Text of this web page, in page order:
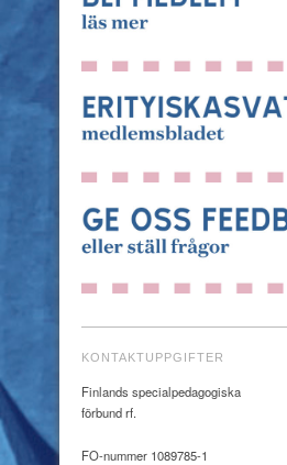
KONTAKTUPPGIFTER
Finlands specialpedagogiska
förbund rf.
FO-nummer 1089785-1